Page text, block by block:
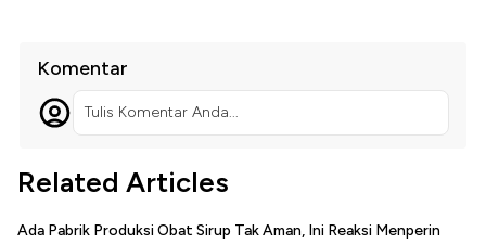
Komentar
Tulis Komentar Anda...
Related Articles
Ada Pabrik Produksi Obat Sirup Tak Aman, Ini Reaksi Menperin